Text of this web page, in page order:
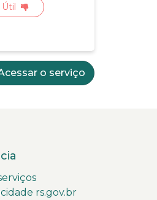
Útil
o serviço
rs.gov.br